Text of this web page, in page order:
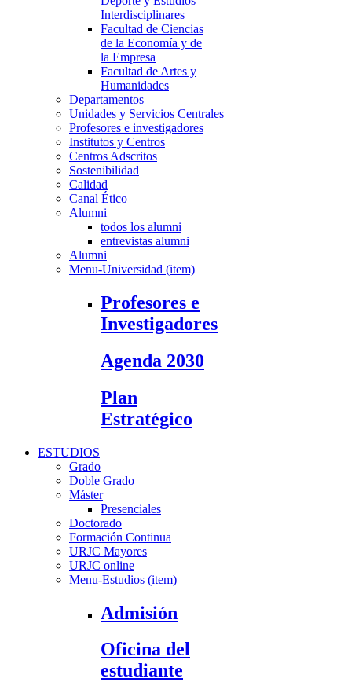
Interdisciplinares
Facultad de Ciencias
de la Economía y de
la Empresa
Facultad de Artes y
Humanidades
Departamentos
Unidades y Servicios Centrales
Profesores e investigadores
Institutos y Centros
Centros Adscritos
Sostenibilidad
Calidad
Canal Ético
Alumni
todos los alumni
entrevistas alumni
Alumni
Menu-Universidad (item)
Profesores e
Investigadores
Agenda 2030
Plan
Estratégico
ESTUDIOS
Grado
Doble Grado
Máster
Presenciales
Doctorado
Formación Continua
URJC Mayores
URJC online
Menu-Estudios (item)
Admisión
Oficina del
estudiante